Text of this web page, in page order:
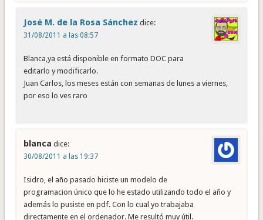
José M. de la Rosa Sánchez dice:
31/08/2011 a las 08:57
Blanca,ya está disponible en formato DOC para
editarlo y modificarlo.
Juan Carlos, los meses están con semanas de lunes a viernes,
por eso lo ves raro
blanca dice:
30/08/2011 a las 19:37
Isidro, el año pasado hiciste un modelo de
programacion único que lo he estado utilizando todo el año y
además lo pusiste en pdf. Con lo cual yo trabajaba
directamente en el ordenador. Me resultó muy útil.